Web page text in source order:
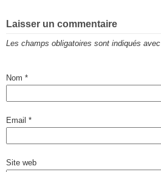
Laisser un commentaire
Les champs obligatoires sont indiqués avec
Nom *
Email *
Site web